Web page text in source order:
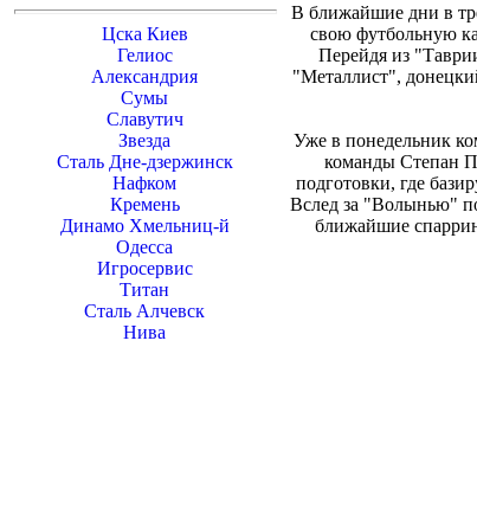
Цска Киев
Гелиос
Александрия
Сумы
Славутич
Звезда
Сталь Дне-дзержинск
Нафком
Кремень
Динамо Хмельниц-й
Одесса
Игросервис
Титан
Сталь Алчевск
Нива
В ближайшие дни в
свою футбольную
Перейдя из
"Металлист",
Уже в понедельник
команды Степан
подготовки, где
Вслед за "Волынью"
ближайшие